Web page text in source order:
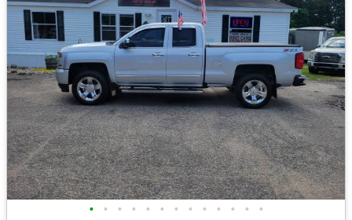
• • • • • • • • • • • • •